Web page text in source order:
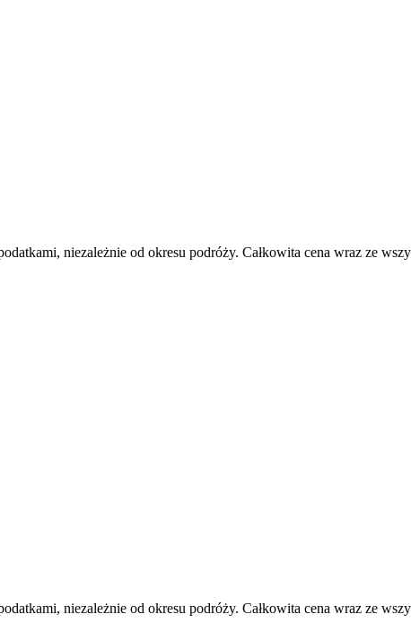
niezależnie od okresu podróży. Całkowita cena wraz ze
niezależnie od okresu podróży. Całkowita cena wraz ze